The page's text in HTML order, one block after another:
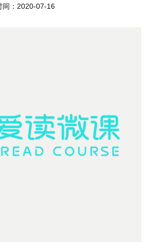
间：2020-07-16